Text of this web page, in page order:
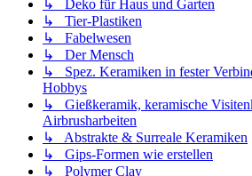
↳ Deko für Haus und Garten
↳ Tier-Plastiken
↳ Fabelwesen
↳ Der Mensch
↳ Spez. Keramiken in fester
Hobbys
↳ Gießkeramik, keramische
Airbrusharbeiten
↳ Abstrakte & Surreale Keramiken
↳ Gips-Formen wie erstellen
↳ Polymer Clay